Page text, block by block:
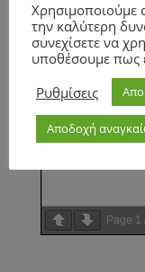
Page 1
Χρησιμοποιούμε
την καλύτερη
συνεχίσετε να
υποθέσουμε πως
Ρυθμίσεις
Αποδοχή